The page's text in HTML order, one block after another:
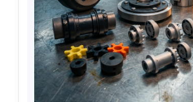
et ne seront jamais partagées